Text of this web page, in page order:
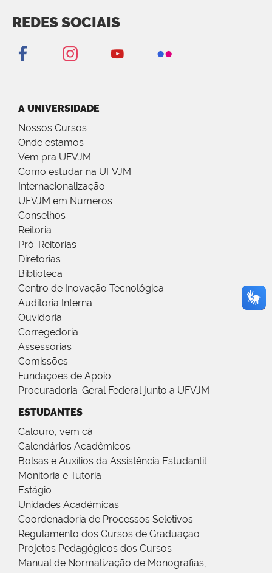
REDES SOCIAIS
A UNIVERSIDADE
Nossos Cursos
Onde estamos
Vem pra UFVJM
Como estudar na UFVJM
Internacionalização
UFVJM em Números
Conselhos
Reitoria
Pró-Reitorias
Diretorias
Biblioteca
Centro de Inovação Tecnológica
Auditoria Interna
Ouvidoria
Corregedoria
Assessorias
Comissões
Fundações de Apoio
Procuradoria-Geral Federal junto a UFVJM
ESTUDANTES
Calouro, vem cá
Calendários Acadêmicos
Bolsas e Auxílios da Assistência Estudantil
Monitoria e Tutoria
Estágio
Unidades Acadêmicas
Coordenadoria de Processos Seletivos
Regulamento dos Cursos de Graduação
Projetos Pedagógicos dos Cursos
Manual de Normalização de Monografias,